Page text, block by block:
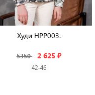
Худи HPP003.
5350 2 625 ₽
42-46